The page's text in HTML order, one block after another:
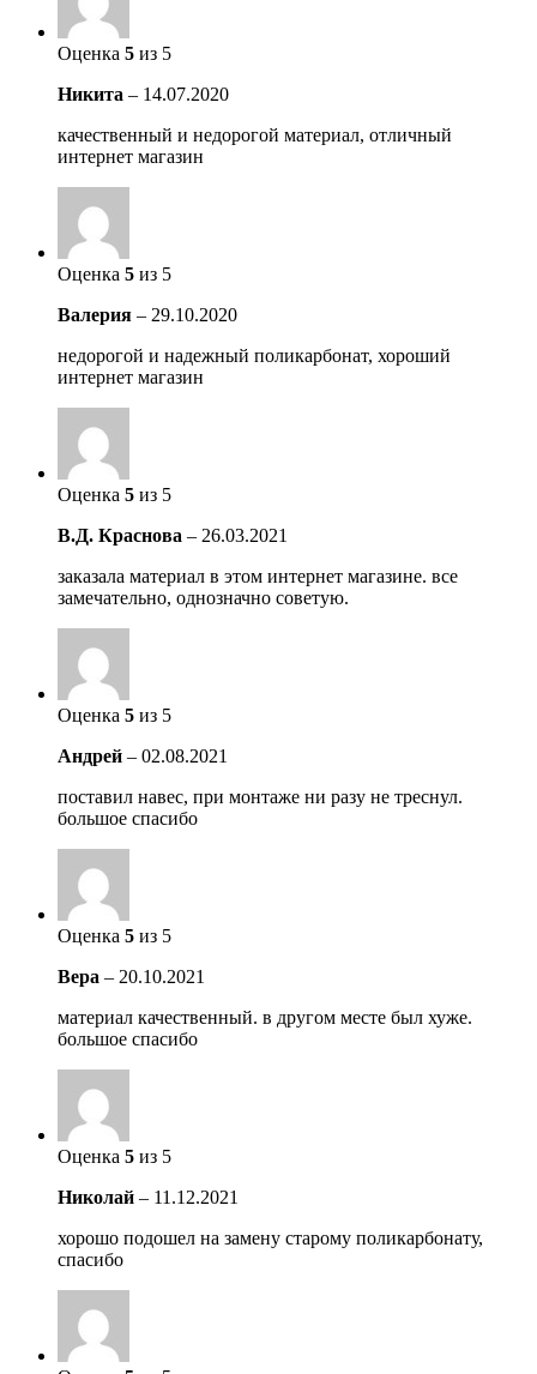
Оценка 5 из 5
Никита – 14.07.2020
качественный и недорогой материал, отличный
интернет магазин
Оценка 5 из 5
Валерия – 29.10.2020
недорогой и надежный поликарбонат, хороший
интернет магазин
Оценка 5 из 5
В.Д. Краснова – 26.03.2021
заказала материал в этом интернет магазине. все
замечательно, однозначно советую.
Оценка 5 из 5
Андрей – 02.08.2021
поставил навес, при монтаже ни разу не треснул.
большое спасибо
Оценка 5 из 5
Вера – 20.10.2021
материал качественный. в другом месте был хуже.
большое спасибо
Оценка 5 из 5
Николай – 11.12.2021
хорошо подошел на замену старому поликарбонату,
спасибо